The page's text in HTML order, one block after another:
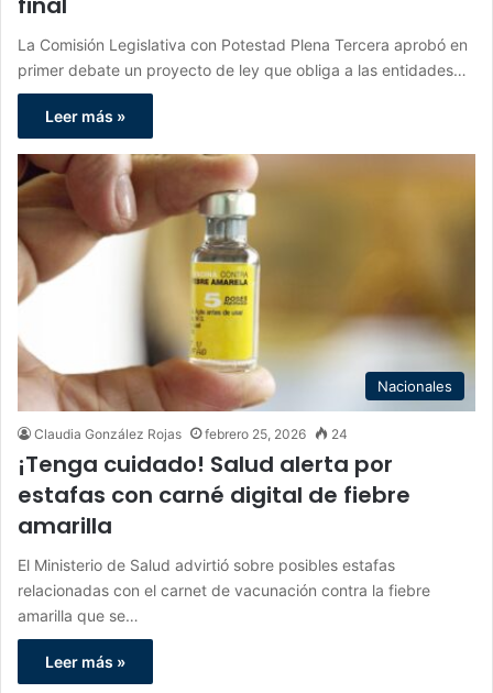
La Comisión Legislativa con Potestad Plena Tercera aprobó en
primer debate un proyecto de ley que obliga a las entidades…
Leer más »
Nacionales
Claudia González Rojas febrero 25, 2026 24
¡Tenga cuidado! Salud alerta por
estafas con carné digital de fiebre
amarilla
El Ministerio de Salud advirtió sobre posibles estafas
relacionadas con el carnet de vacunación contra la fiebre
amarilla que se…
Leer más »